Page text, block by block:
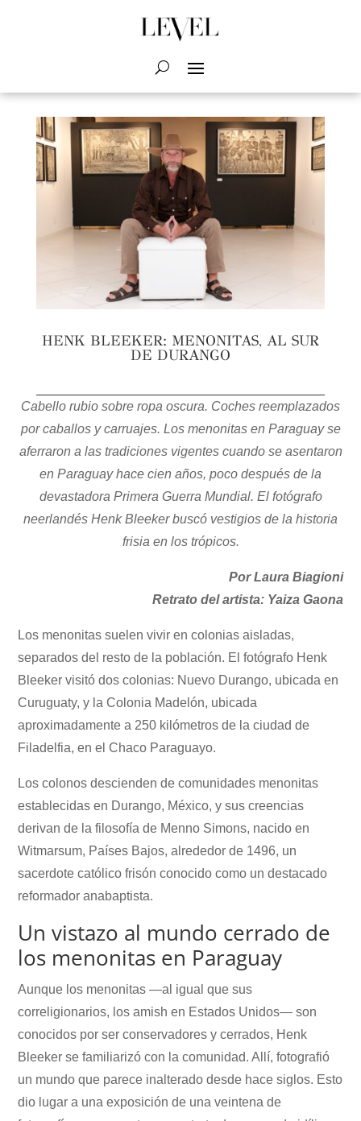
HENK BLEEKER: MENONITAS, AL SUR
DE DURANGO
Cabello rubio sobre ropa oscura. Coches reemplazados
por caballos y carruajes. Los menonitas en Paraguay se
aferraron a las tradiciones vigentes cuando se asentaron
en Paraguay hace cien años, poco después de la
devastadora Primera Guerra Mundial. El fotógrafo
neerlandés Henk Bleeker buscó vestigios de la historia
frisia en los trópicos.
Por Laura Biagioni
Retrato del artista: Yaiza Gaona
Los menonitas suelen vivir en colonias aisladas,
separados del resto de la población. El fotógrafo Henk
Bleeker visitó dos colonias: Nuevo Durango, ubicada en
Curuguaty, y la Colonia Madelón, ubicada
aproximadamente a 250 kilómetros de la ciudad de
Filadelfia, en el Chaco Paraguayo.
Los colonos descienden de comunidades menonitas
establecidas en Durango, México, y sus creencias
derivan de la filosofía de Menno Simons, nacido en
Witmarsum, Países Bajos, alrededor de 1496, un
sacerdote católico frisón conocido como un destacado
reformador anabaptista.
Un vistazo al mundo cerrado de
los menonitas en Paraguay
Aunque los menonitas —al igual que sus
correligionarios, los amish en Estados Unidos— son
conocidos por ser conservadores y cerrados, Henk
Bleeker se familiarizó con la comunidad. Allí, fotografió
un mundo que parece inalterado desde hace siglos. Esto
dio lugar a una exposición de una veintena de